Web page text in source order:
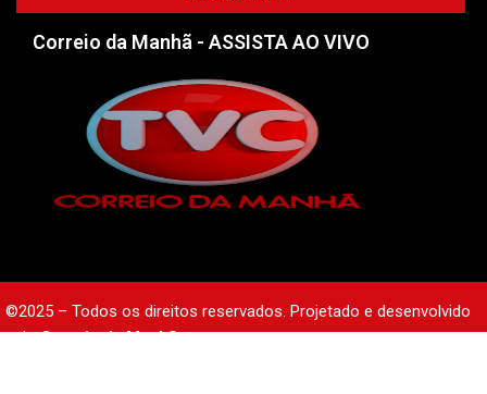
Correio da Manhã - ASSISTA AO VIVO
©2025 – Todos os direitos reservados. Projetado e desenvolvido
peloCorreio da Manhã.